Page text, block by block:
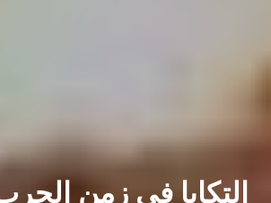
التكايا في زمن